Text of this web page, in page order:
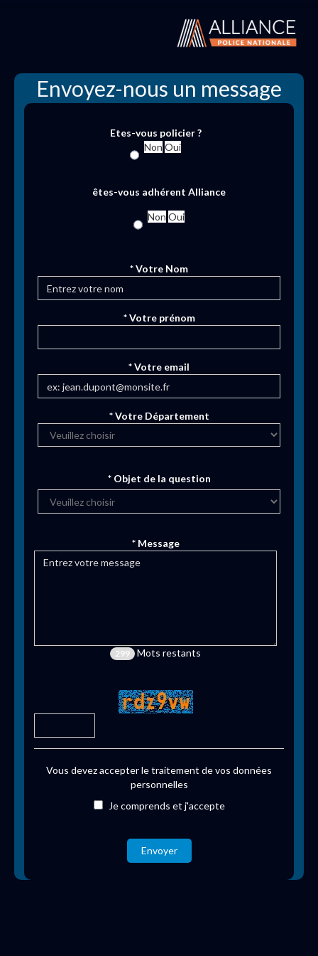
Envoyez-nous un message
Etes-vous policier ?
Non Oui
êtes-vous adhérent Alliance
Non Oui
* Votre Nom
* Votre prénom
* Votre email
* Votre Département
* Objet de la question
* Message
299 Mots restants
Vous devez accepter le traitement de vos données
personnelles
Je comprends et j'accepte
Envoyer